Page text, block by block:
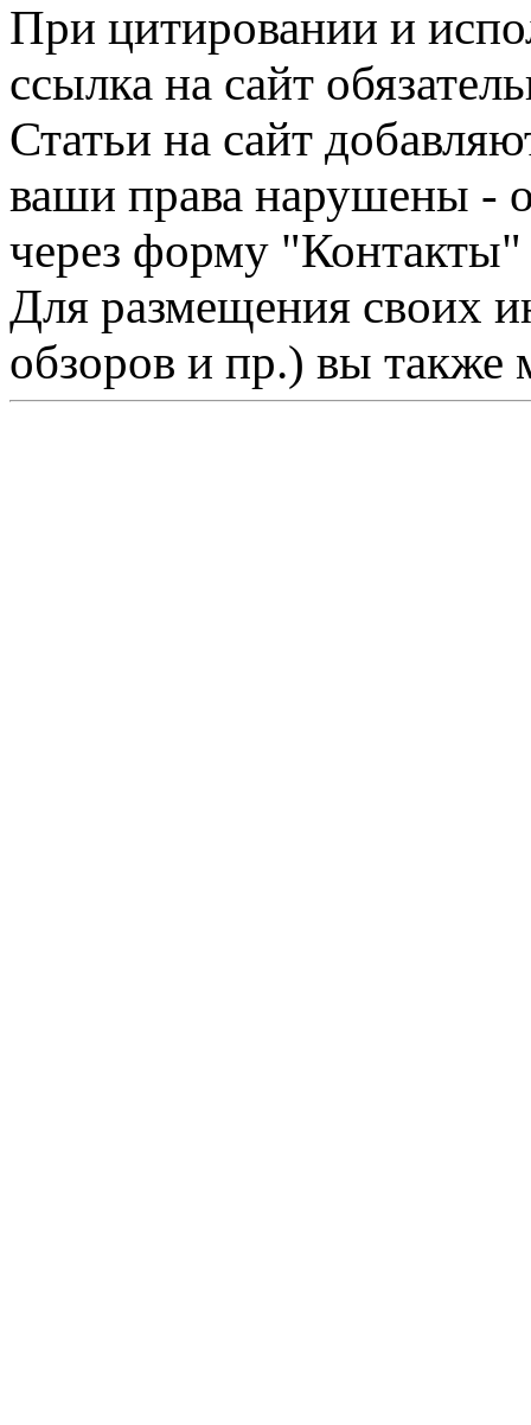
При цитировании и
ссылка на сайт
Статьи на сайт
ваши права нарушены -
через форму "Контакты"
Для размещения своих
обзоров и пр.) вы также